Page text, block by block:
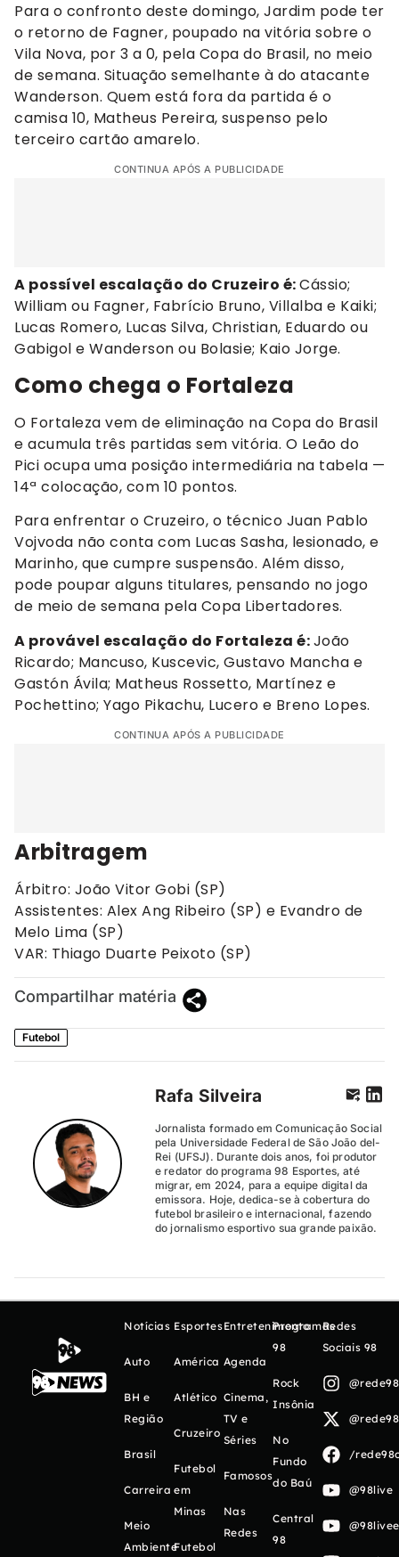
Para o confronto deste domingo, Jardim pode ter
o retorno de Fagner, poupado na vitória sobre o
Vila Nova, por 3 a 0, pela Copa do Brasil, no meio
de semana. Situação semelhante à do atacante
Wanderson. Quem está fora da partida é o
camisa 10, Matheus Pereira, suspenso pelo
terceiro cartão amarelo.
CONTINUA APÓS A PUBLICIDADE
A possível escalação do Cruzeiro é:Cássio;
William ou Fagner, Fabrício Bruno, Villalba e Kaiki;
Lucas Romero, Lucas Silva, Christian, Eduardo ou
Gabigol e Wanderson ou Bolasie; Kaio Jorge.
Como chega o Fortaleza
O Fortaleza vem de eliminação na Copa do Brasil
e acumula três partidas sem vitória. O Leão do
Pici ocupa uma posição intermediária na tabela —
14ª colocação, com 10 pontos.
Para enfrentar o Cruzeiro, o técnico Juan Pablo
Vojvoda não conta com Lucas Sasha, lesionado, e
Marinho, que cumpre suspensão. Além disso,
pode poupar alguns titulares, pensando no jogo
de meio de semana pela Copa Libertadores.
A provável escalação do Fortaleza é:João
Ricardo; Mancuso, Kuscevic, Gustavo Mancha e
Gastón Ávila; Matheus Rossetto, Martínez e
Pochettino; Yago Pikachu, Lucero e Breno Lopes.
CONTINUA APÓS A PUBLICIDADE
Arbitragem
Árbitro: João Vitor Gobi (SP)
Assistentes: Alex Ang Ribeiro (SP) e Evandro de
Melo Lima (SP)
VAR: Thiago Duarte Peixoto (SP)
Compartilhar matéria
Futebol
Rafa Silveira
Jornalista formado em Comunicação Social
pela Universidade Federal de São João del-
Rei (UFSJ). Durante dois anos, foi produtor
e redator do programa 98 Esportes, até
migrar, em 2024, para a equipe digital da
emissora. Hoje, dedica-se à cobertura do
futebol brasileiro e internacional, fazendo
do jornalismo esportivo sua grande paixão.
Notícias
Auto
BH e
Região
Brasil
Carreira
Meio
Ambiente
Esportes
América
Atlético
Cruzeiro
Futebol
em
Minas
Futebol
Entretenimento
Agenda
Cinema,
TV e
Séries
Famosos
Nas
Redes
Programas
98
Rock
Insônia
No
Fundo
do Baú
Central
98
Redes
Sociais 98
/
@98live